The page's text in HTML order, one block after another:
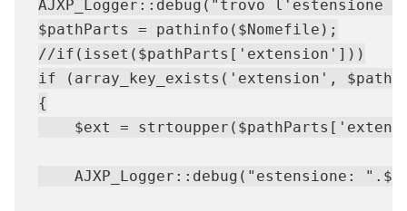
AJXP_Logger::debug("trovo l'estensione
$pathParts = pathinfo($Nomefile);
//if(isset($pathParts['extension']))
if (array_key_exists('extension',
{
$ext =
AJXP_Logger::debug("estensione: